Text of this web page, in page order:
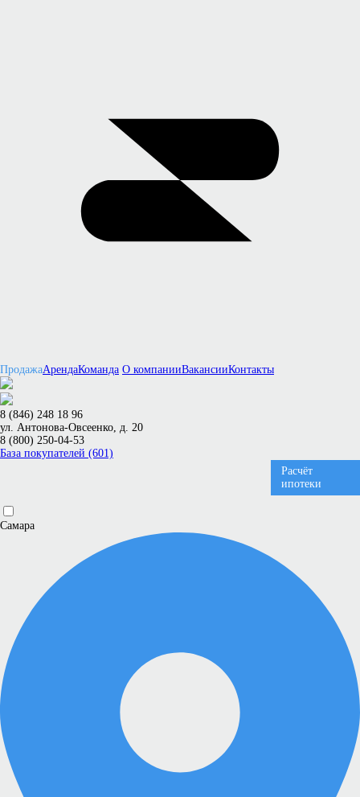
ПродажаАрендаКоманда О компанииВакансииКонтакты
8 (846) 248 18 96
ул. Антонова-Овсеенко, д. 20
8 (800) 250-04-53
База покупателей (601)
Расчёт
ипотеки
Самара